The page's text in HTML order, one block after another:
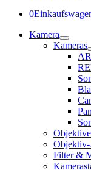
0
Kamera
Kameras
Objektive
Filter &